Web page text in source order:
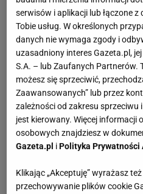
serwisów i aplikacji lub łączone
Tobie usług. W określonych
danych nie wymaga zgody i
uzasadniony interes Gazeta.pl,
S.A. – lub Zaufanych Partnerów.
możesz się sprzeciwić,
Zaawansowanych” lub przez
zależności od zakresu
jest kierowany. Więcej informacji
osobowych znajdziesz w
Gazeta.pl iPolityka Prywatności
Klikając „Akceptuję” wyrażasz
przechowywanie plików cookie